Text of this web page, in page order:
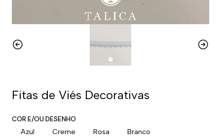
Fitas de Viés Decorativas
COR E/OU DESENHO
Azul Creme Rosa Branco